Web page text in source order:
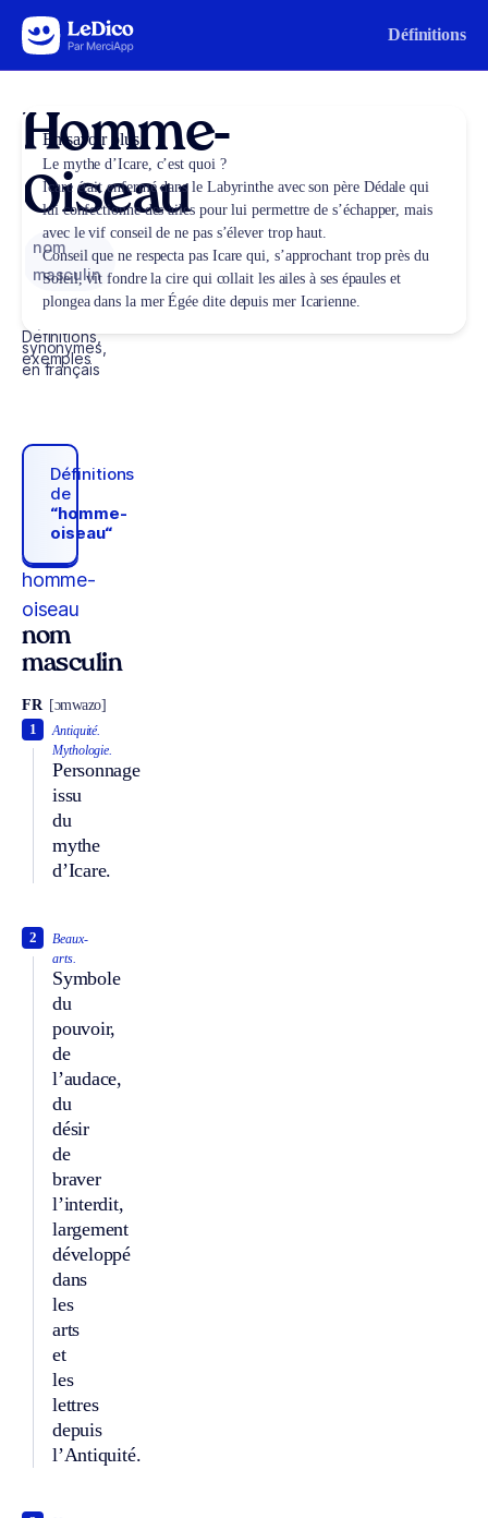
Aller au contenu Définitions
Homme-
Oiseau
nom
masculin
Définitions,
synonymes,
exemples
en français
Définitions
de
“homme-
oiseau“
homme-
oiseau
nom
masculin
FR [ɔmwazo]
Antiquité.
Mythologie.
Personnage
issu
du
mythe
d’Icare.
1
Beaux-
arts.
Symbole
du
pouvoir,
de
l’audace,
du
désir
de
braver
l’interdit,
largement
développé
dans
les
arts
et
les
lettres
depuis
l’Antiquité.
2
En savoir plus
Le mythe d’Icare, c’est quoi ?
Icare était enfermé dans le Labyrinthe avec son père Dédale qui
lui confectionne des ailes pour lui permettre de s’échapper, mais
avec le vif conseil de ne pas s’élever trop haut.
Conseil que ne respecta pas Icare qui, s’approchant trop près du
Soleil, vit fondre la cire qui collait les ailes à ses épaules et
plongea dans la mer Égée dite depuis mer Icarienne.